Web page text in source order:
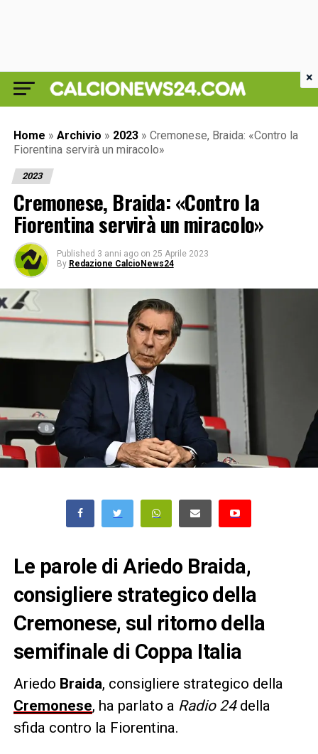
Home » Archivio » 2023 » Cremonese, Braida: «Contro la
Fiorentina servirà un miracolo»
2023
Cremonese, Braida: «Contro la
Fiorentina servirà un miracolo»
Published 3 anni ago on 25 Aprile 2023
By Redazione CalcioNews24
Le parole di Ariedo Braida,
consigliere strategico della
Cremonese, sul ritorno della
semifinale di Coppa Italia
Ariedo Braida, consigliere strategico della
Cremonese, ha parlato a Radio 24della
sfida contro la Fiorentina.
×